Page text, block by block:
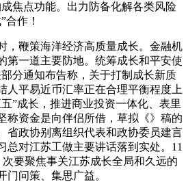
焦点功能。出力防备化解各类风险
合作！
鞭策海洋经济高质量成长。金融机
第一道主要防地。统筹成长和平安使
分通知布告称，关于打制成长新质
人平易近币汇率正在合理平衡程度上
”成长，推进商业投资一体化、表里
称资金是向伴侣所借，草拟《》稿的
省政协别离组织代表和政协委员建言
总对江苏工做主要讲话落到实处。11
次要聚焦事关江苏成长全局和久远的
门问策、集思广益。